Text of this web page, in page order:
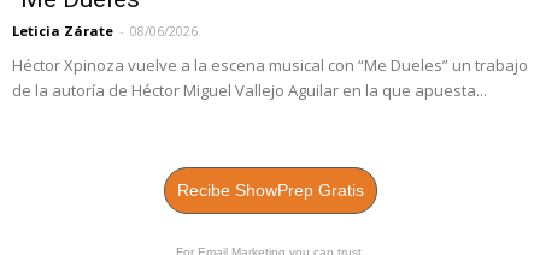
Leticia Zárate - 08/06/2026
Héctor Xpinoza vuelve a la escena musical con “Me Dueles” un trabajo
de la autoría de Héctor Miguel Vallejo Aguilar en la que apuesta...
Recibe ShowPrep Gratis
For Email Marketing you can trust.